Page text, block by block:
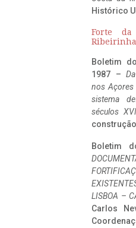
Histórico
Forte
Ribeirinha
Boletim
1987 –
nos
sistema
séculos
Boletim
LISBOA –
Carlos